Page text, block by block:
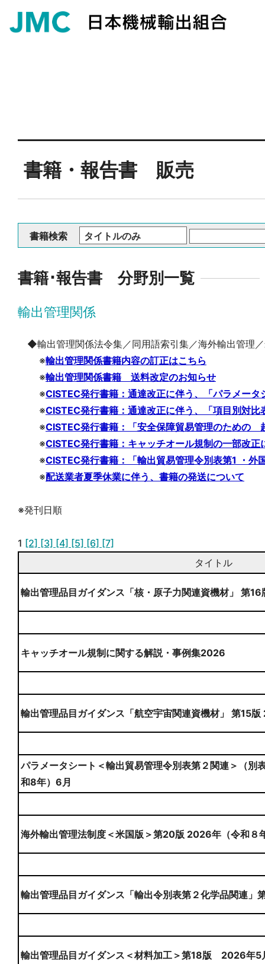
書籍・報告書 販売
書籍検索
書籍･報告書 分野別一覧
輸出管理関係
◆輸出管理関係法令集／同用語索引集／海外輸出管理
※輸出管理関係書籍内容の訂正はこちら
※輸出管理関係書籍 送料改定のお知らせ
※CISTEC発行書籍：通達改正に伴う、「パラメー
※CISTEC発行書籍：通達改正に伴う、「項目別対
※CISTEC発行書籍：「安全保障貿易管理のため
※CISTEC発行書籍：キャッチオール規制の一部改
※CISTEC発行書籍：「輸出貿易管理令別表第1 ・
※配送業者夏季休業に伴う、書籍の発送について
※発刊日順
1 [2] [3] [4] [5] [6] [7]
タイトル
輸出管理品目ガイダンス「核・原子力関連資機材」 第
キャッチオール規制に関する解説・事例集2026
輸出管理品目ガイダンス「航空宇宙関連資機材」 第15
パラメータシート＜輸出貿易管理令別表第２関連＞（
和8年）6月
海外輸出管理法制度＜米国版＞第20版 2026年（令和８
輸出管理品目ガイダンス「輸出令別表第２化学品関連」
輸出管理品目ガイダンス＜材料加工＞第18版 2026年5